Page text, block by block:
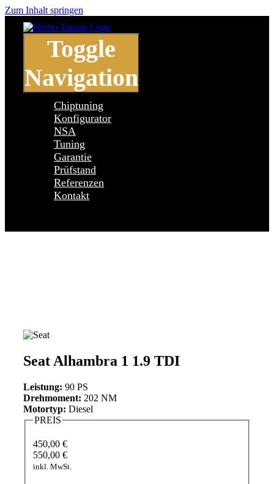
Zum Inhalt springen
Toggle
Navigation
Chiptuning
Konfigurator
NSA
Tuning
Garantie
Prüfstand
Referenzen
Kontakt
Seat Alhambra 1 1.9 TDI
Leistung: 90 PS
Drehmoment: 202 NM
Motortyp: Diesel
PREIS
450,00 €
550,00 €
inkl. MwSt.